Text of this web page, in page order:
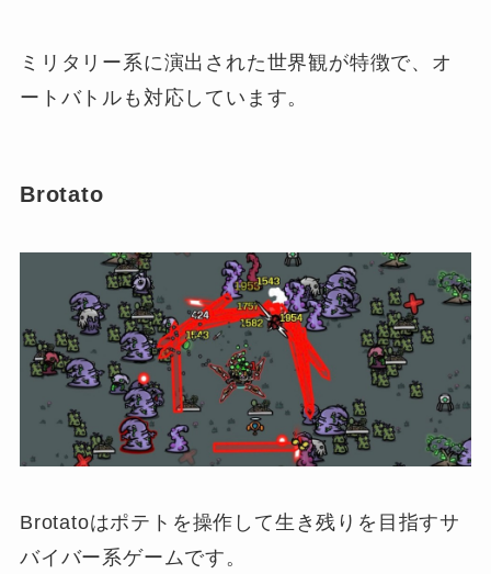
ミリタリー系に演出された世界観が特徴で、オ
ートバトルも対応しています。
Brotato
Brotatoはポテトを操作して生き残りを目指すサ
バイバー系ゲームです。